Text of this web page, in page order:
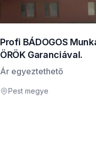
Profi BÁDOGOS
ÖRÖK Garanciával.
Ár egyeztethető
Pest megye